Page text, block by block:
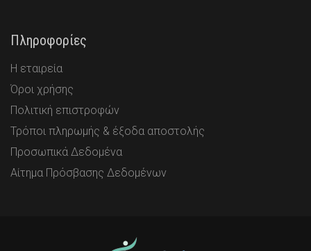
Πληροφορίες
Η εταιρεία
Όροι χρήσης
Πολιτική επιστροφών
Τρόποι πληρωμής & έξοδα αποστολής
Προσωπικά Δεδομένα
Αίτημα Πρόσβασης Δεδομένων